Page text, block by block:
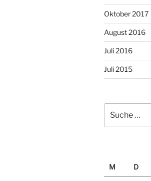
Oktober 2017
August 2016
Juli 2016
Juli 2015
nach:
M
D